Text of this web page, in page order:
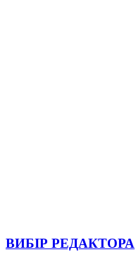
ВИБІР РЕДАКТОРА